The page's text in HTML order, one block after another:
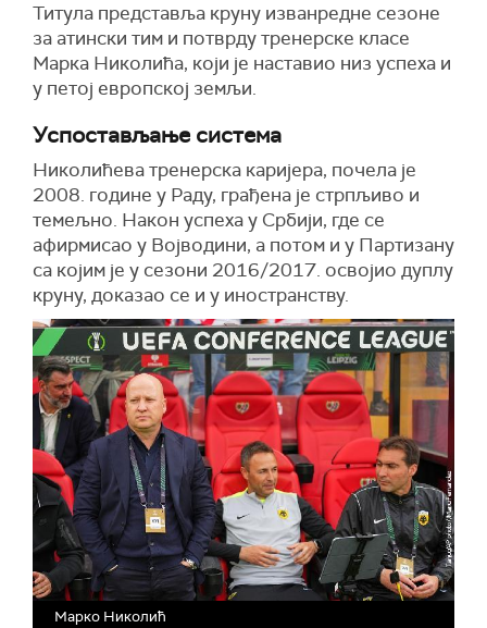
Титула представља круну изванредне сезоне
за атински тим и потврду тренерске класе
Марка Николића, који је наставио низ успеха и
у петој европској земљи.
Успостављање система
Николићева тренерска каријера, почела је
2008. године у Раду, грађена је стрпљиво и
темељно. Након успеха у Србији, где се
афирмисао у Војводини, а потом и у Партизану
са којим је у сезони 2016/2017. освојио дуплу
круну, доказао се и у иностранству.
Марко Николић